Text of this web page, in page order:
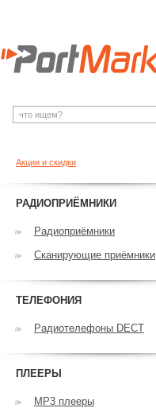
Акции и скидки
РАДИОПРИЁМНИКИ
Радиоприёмники
Сканирующие приёмники
ТЕЛЕФОНИЯ
Радиотелефоны DECT
ПЛЕЕРЫ
MP3 плееры